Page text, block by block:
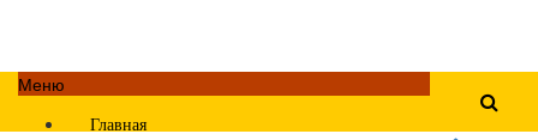
Меню
Главная